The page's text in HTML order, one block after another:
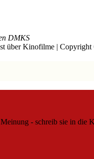
DMKS
über Kinofilme |
- schreib sie in die